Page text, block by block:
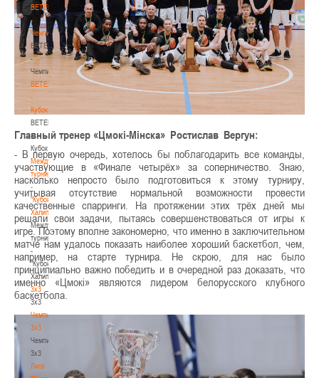
BETERA
-
Чемпионат
BETERA
-
Чемпионат
BETERA
-
Кубок
BETERA
-
Кубок
Международный
турнир
-
"Кубок
Халипского"
Международный
турнир
-
"Кубок
Халипского"
3x3
3x3
Чемпионат
3х3
Чемпионат
3х3
Лига
Главный тренер «Цмокi-Мiнска» Ростислав Вергун:
- В первую очередь, хотелось бы поблагодарить все команды,
участвующие в «Финале четырёх» за соперничество. Знаю,
насколько непросто было подготовиться к этому турниру,
учитывая отсутствие нормальной возможности провести
качественные спарринги. На протяжении этих трёх дней мы
решали свои задачи, пытаясь совершенствоваться от игры к
игре. Поэтому вполне закономерно, что именно в заключительном
матче нам удалось показать наиболее хороший баскетбол, чем,
например, на старте турнира. Не скрою, для нас было
принципиально важно победить и в очередной раз доказать, что
именно «Цмокі» являются лидером белорусского клубного
баскетбола.